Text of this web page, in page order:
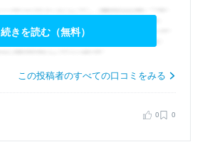
続きを読む（無料）
この投稿者のすべての口コミをみる
0 0